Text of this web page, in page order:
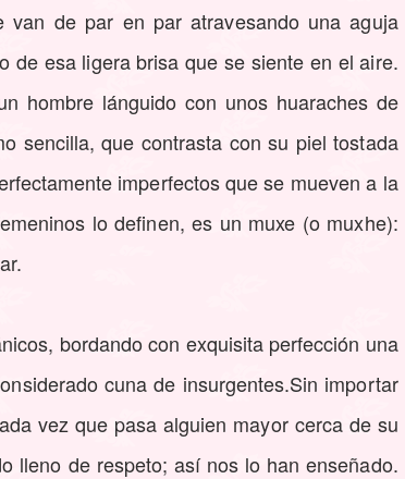
de par en par atravesando una aguja
de esa ligera brisa que se siente en el aire.
hombre lánguido con unos huaraches de
sencilla, que contrasta con su piel tostada
imperfectos que se mueven a la
lo definen, es un muxe (o muxhe):
bordando con exquisita perfección una
cuna de insurgentes.Sin importar
vez que pasa alguien mayor cerca de su
lleno de respeto; así nos lo han enseñado.